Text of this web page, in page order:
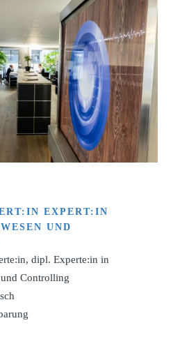
EXPERT:IN
UND
dipl. Experte:in in
Controlling